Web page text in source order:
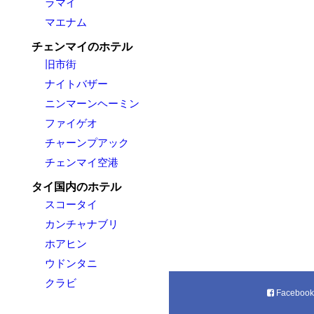
ラマイ
マエナム
チェンマイのホテル
旧市街
ナイトバザー
ニンマーンヘーミン
ファイゲオ
チャーンプアック
チェンマイ空港
タイ国内のホテル
スコータイ
カンチャナブリ
ホアヒン
ウドンタニ
クラビ
Facebook